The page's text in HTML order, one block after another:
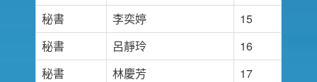
秘書
李奕婷
15
秘書
呂靜玲
16
秘書
林慶芳 17